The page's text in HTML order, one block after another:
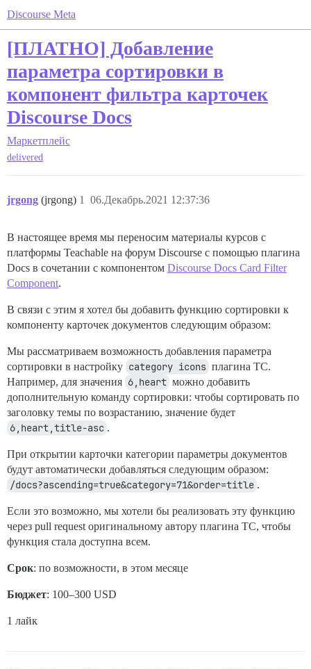
Discourse Meta
[ПЛАТНО] Добавление
параметра сортировки в
компонент фильтра карточек
Discourse Docs
Маркетплейс
delivered
jrgong (jrgong) 06.Декабрь.2021 12:37:36
1
В настоящее время мы переносим материалы курсов с
платформы Teachable на форум Discourse с помощью плагина
Docs в сочетании с компонентом Discourse Docs Card Filter
Component.
В связи с этим я хотел бы добавить функцию сортировки к
компоненту карточек документов следующим образом:
Мы рассматриваем возможность добавления параметра
сортировки в настройку category icons плагина TC.
Например, для значения 6,heart можно добавить
дополнительную команду сортировки: чтобы сортировать по
заголовку темы по возрастанию, значение будет
6,heart,title-asc .
При открытии карточки категории параметры документов
будут автоматически добавляться следующим образом:
/docs?ascending=true&category=71&order=title .
Если это возможно, мы хотели бы реализовать эту функцию
через pull request оригинальному автору плагина TC, чтобы
функция стала доступна всем.
Срок: по возможности, в этом месяце
Бюджет: 100–300 USD
1 лайк